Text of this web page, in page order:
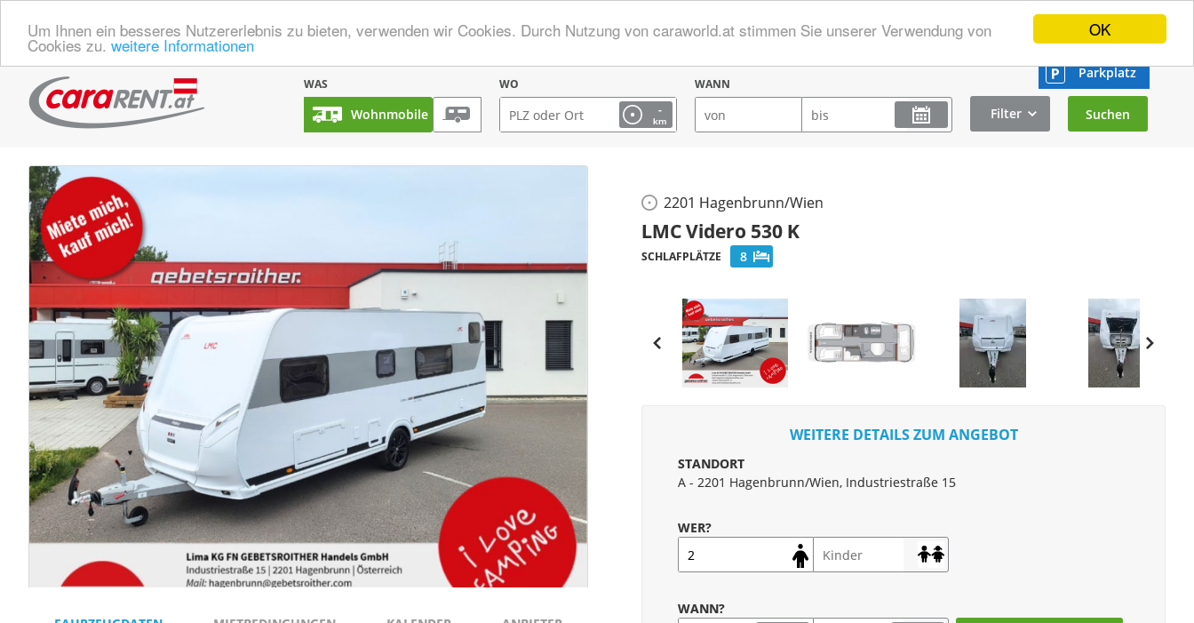
OK
Um Ihnen ein besseres Nutzererlebnis zu bieten, verwenden wir Cookies. Durch Nutzung von caraworld.at stimmen Sie unserer Verwendung von
Cookies zu. weitere Informationen
WAS
Wohnmobile
WO
-
km
WANN
Filter
Parkplatz
2201 Hagenbrunn/Wien
LMC Videro 530 K
SCHLAFPLÄTZE 8
WEITERE DETAILS ZUM ANGEBOT
STANDORT
A - 2201 Hagenbrunn/Wien, Industriestraße 15
WER?
WANN?